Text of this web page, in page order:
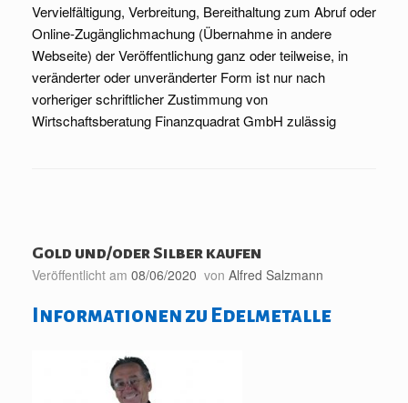
Vervielfältigung, Verbreitung, Bereithaltung zum Abruf oder
Online-Zugänglichmachung (Übernahme in andere
Webseite) der Veröffentlichung ganz oder teilweise, in
veränderter oder unveränderter Form ist nur nach
vorheriger schriftlicher Zustimmung von
Wirtschaftsberatung Finanzquadrat GmbH zulässig
Gold und/oder Silber kaufen
Veröffentlicht am 08/06/2020 von Alfred Salzmann
Informationen zu Edelmetalle